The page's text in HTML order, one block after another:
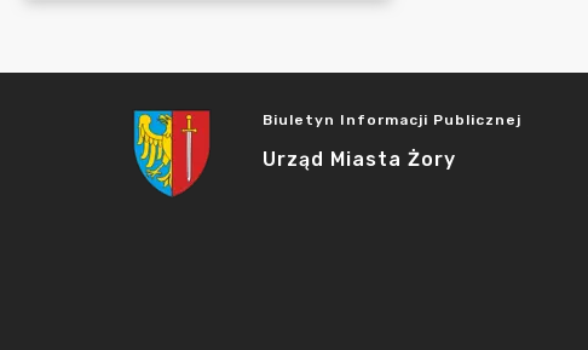
Biuletyn Informacji Publicznej
Urząd Miasta Żory